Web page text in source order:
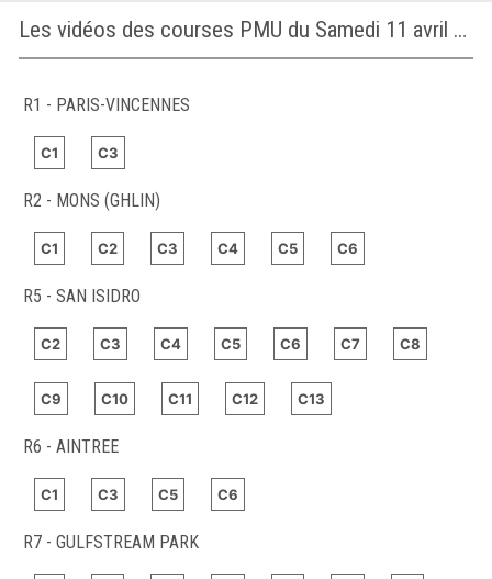
Les vidéos des courses PMU du Samedi 11 avril 2026
R1 - PARIS-VINCENNES
C1 C3
R2 - MONS (GHLIN)
C1 C2 C3 C4 C5 C6
R5 - SAN ISIDRO
C2 C3 C4 C5 C6 C7 C8
C9 C10 C11 C12 C13
R6 - AINTREE
C1 C3 C5 C6
R7 - GULFSTREAM PARK